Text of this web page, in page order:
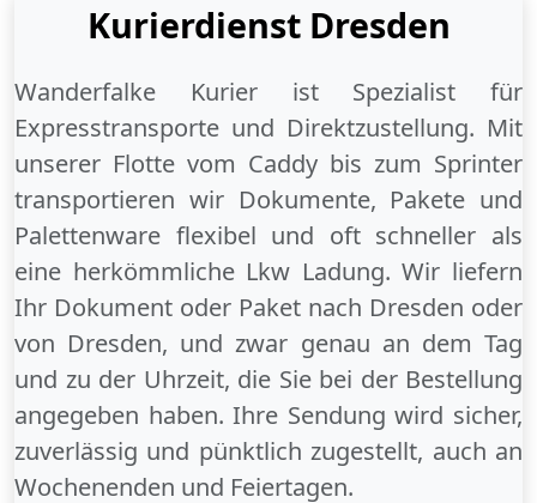
Kurierdienst Dresden
Wanderfalke Kurier ist Spezialist für
Expresstransporte und Direktzustellung. Mit
unserer Flotte vom Caddy bis zum Sprinter
transportieren wir Dokumente, Pakete und
Palettenware flexibel und oft schneller als
eine herkömmliche Lkw Ladung. Wir liefern
Ihr Dokument oder Paket nach Dresden oder
von Dresden, und zwar genau an dem Tag
und zu der Uhrzeit, die Sie bei der Bestellung
angegeben haben. Ihre Sendung wird sicher,
zuverlässig und pünktlich zugestellt, auch an
Wochenenden und Feiertagen.